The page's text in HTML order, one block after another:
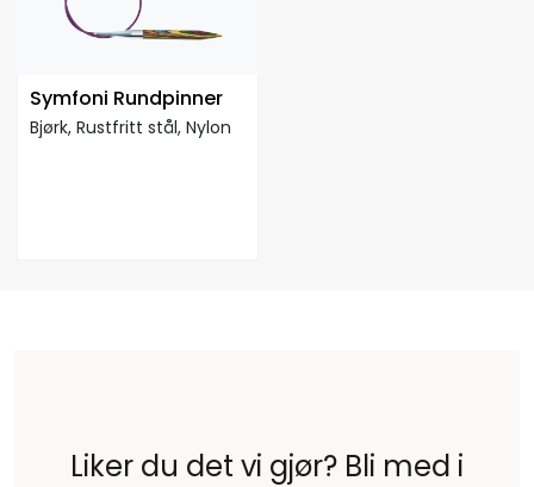
Symfoni Rundpinner
Bjørk, Rustfritt stål, Nylon
Liker du det vi gjør? Bli med i